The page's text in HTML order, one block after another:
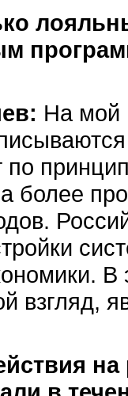
На мой
по
более
взгляд,